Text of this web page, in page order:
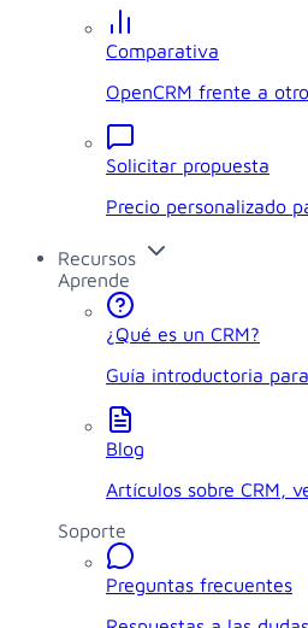
Comparativa
OpenCRM frente a
Solicitar propuesta
Precio personalizado
Recursos
Aprende
¿Qué es un CRM?
Guía introductoria
Blog
Artículos sobre CRM,
Soporte
Preguntas frecuentes